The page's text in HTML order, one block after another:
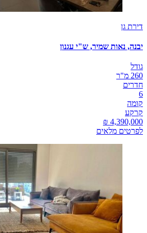
דירת גן
יבנה, נאות שמיר, ש"י עגנון
גודל
260 מ"ר
חדרים
6
קומה
קרקע
לפרטים מלאים